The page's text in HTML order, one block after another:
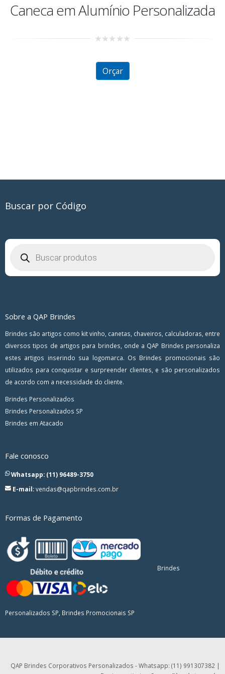
Caneca em Alumínio Personalizada
of
Orçar
Buscar por Código
Sobre a QAP Brindes
Brindes são artigos como kit vinho, canetas, chaveiros, calculadoras, entre
diversos tipos de artigos para brindes, onde a QAP Brindes personaliza
estes artigos inserindo sua logomarca. Os Brindes promocionais são
utilizados para conquistar e surpreender clientes, e são personalizados
de acordo com a necessidade do cliente.
Brindes Personalizados
Brindes Personalizados SP
Brindes em Atacado
Fale conosco
Whatsapp: (11) 96489-3750
E-mail:vendas@qapbrindes.com.br
Formas de Pagamento
Brindes
Personalizados SP, Brindes Promocionais SP
QAP Brindes Corporativos Personalizados - Whatsapp: (11) 991307382 |